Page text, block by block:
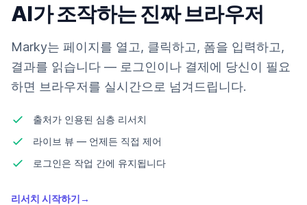
AI가 조작하는 진짜 브라우저
Marky는 페이지를 열고, 클릭하고, 폼을 입력하고,
결과를 읽습니다 — 로그인이나 결제에 당신이 필요
하면 브라우저를 실시간으로 넘겨드립니다.
출처가 인용된 심층 리서치
라이브 뷰 — 언제든 직접 제어
로그인은 작업 간에 유지됩니다
리서치 시작하기→